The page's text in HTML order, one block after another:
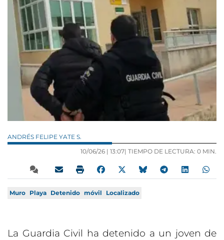
ANDRÉS FELIPE YATE S.
10/06/26 | 13:07| TIEMPO DE LECTURA: 0 MIN.
Muro Playa Detenido móvil Localizado
La Guardia Civil ha detenido a un joven de